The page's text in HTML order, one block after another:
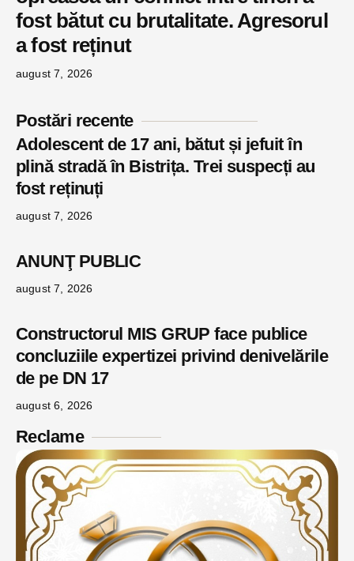
fost bătut cu brutalitate. Agresorul
a fost reținut
august 7, 2026
Postări recente
Adolescent de 17 ani, bătut și jefuit în
plină stradă în Bistrița. Trei suspecți au
fost reținuți
august 7, 2026
ANUNŢ PUBLIC
august 7, 2026
Constructorul MIS GRUP face publice
concluziile expertizei privind denivelările
de pe DN 17
august 6, 2026
Reclame